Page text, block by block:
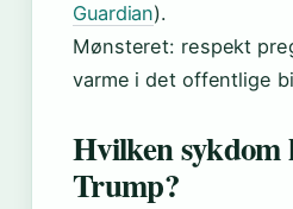
Guardian).
Mønsteret: respekt
varme i det offentlige
Hvilken
Trump?